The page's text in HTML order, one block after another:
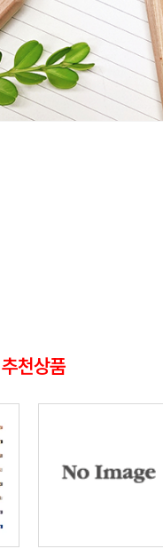
추천상품